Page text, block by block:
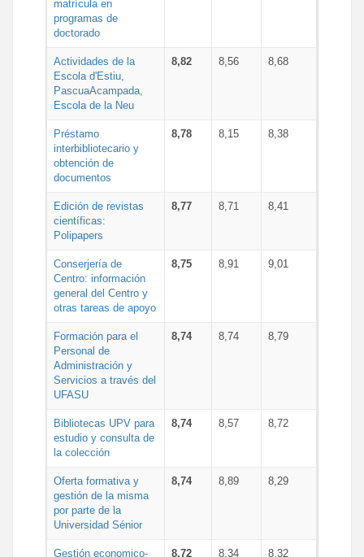
matrícula en
programas de
doctorado
Actividades de la
Escola d'Estiu,
PascuaAcampada,
Escola de la Neu
8,82 8,56 8,68
Préstamo
interbibliotecario y
obtención de
documentos
8,78 8,15 8,38
Edición de revistas
científicas:
Polipapers
8,77 8,71 8,41
Conserjería de
Centro: información
general del Centro y
otras tareas de apoyo
8,75 8,91 9,01
Formación para el
Personal de
Administración y
Servicios a través del
UFASU
8,74 8,74 8,79
Bibliotecas UPV para
estudio y consulta de
la colección
8,74 8,57 8,72
Oferta formativa y
gestión de la misma
por parte de la
Universidad Sénior
8,74 8,89 8,29
Gestión economico- 8,72 8,34 8,32